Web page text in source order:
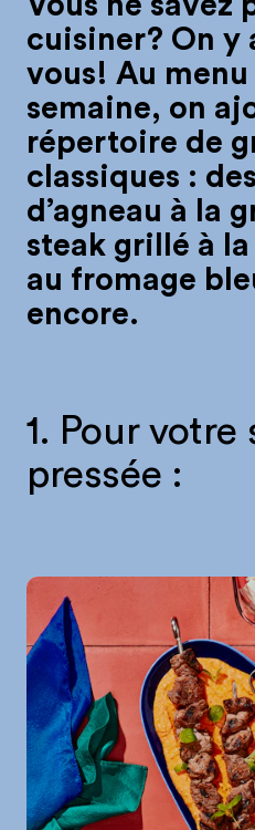
cuisiner? On y
vous! Au
semaine, on
répertoire de
classiques :
d’agneau à la
steak grillé à
au fromage
encore.
1. Pour votre
pressée :